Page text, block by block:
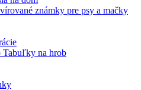
Tabuľky na hrob